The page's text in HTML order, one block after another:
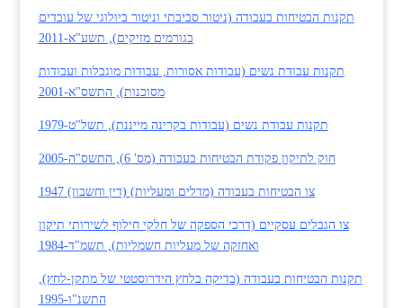
תקנות הבטיחות בעבודה (ניטור סביבתי וניטור ביולוגי של עובדים
בגורמים מזיקים), תשע"א-2011
תקנות עבודת נשים (עבודות אסורות, עבודות מוגבלות ועבודות
מסוכנות), התשס"א-2001
תקנות עבודת נשים (עבודות בקרינה מייננת), תשל"ט-1979
חוק לתיקון פקודת הבטיחות בעבודה (מס' 6), התשס"ה-2005
צו הבטיחות בעבודה (מדלים ומעליות) (דין וחשבון) 1947
צו הגבלים עסקיים (דרכי הספקה של חלקי חילוף לשירותי תיקון
ואחזקה של מעליות חשמליות), תשמ"ד-1984
תקנות הבטיחות בעבודה (בדיקה בלחץ הידרוסטטי של מתקן-לחץ),
התשנ"ו-1995